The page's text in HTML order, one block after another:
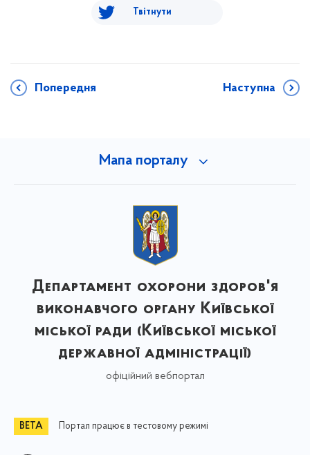
Твітнути
Попередня Наступна
Мапа порталу
Департамент охорони здоров'я
виконавчого органу Київської
міської ради (Київської міської
державної адміністрації)
офіційний вебпортал
Портал працює в тестовому режимі